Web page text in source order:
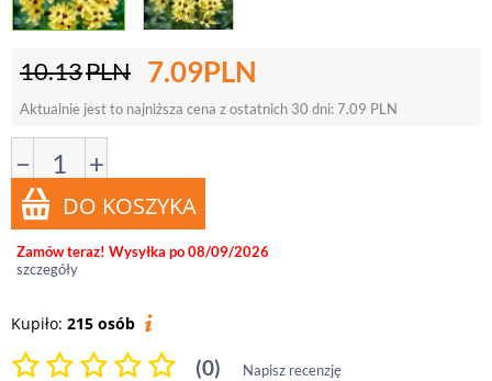
10.13PLN 7.09PLN
Aktualnie jest to najniższa cena z ostatnich 30 dni:7.09 PLN
− +
Zamów teraz! Wysyłka po 08/09/2026
szczegóły
Kupiło: 215 osób
(0) Napisz recenzję